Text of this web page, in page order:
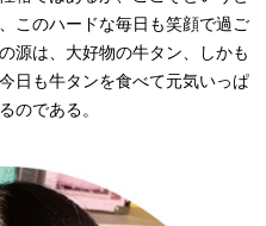
このハードな毎日も笑顔で過ご
源は、大好物の牛タン、しかも
日も牛タンを食べて元気いっぱ
のである。